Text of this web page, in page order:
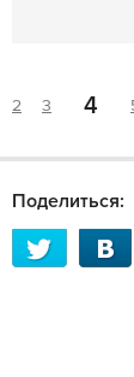
2 3 4
Поделиться: